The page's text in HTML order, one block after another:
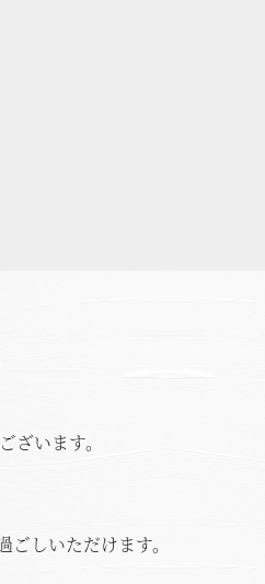
います。
しいただけます。